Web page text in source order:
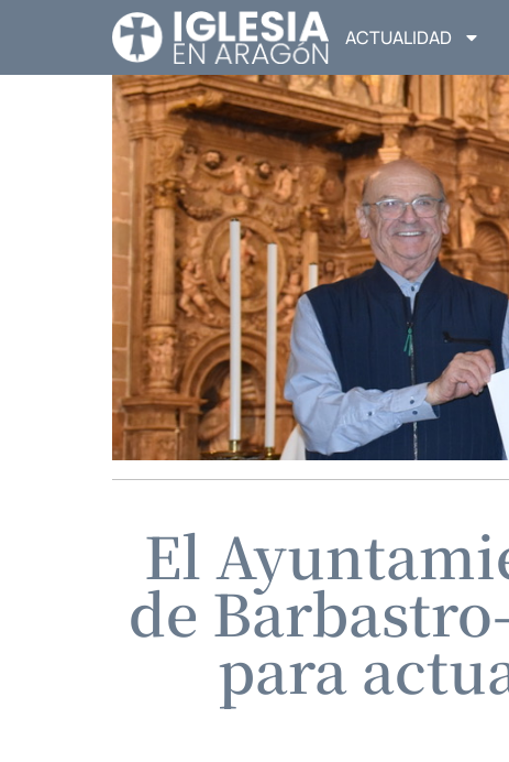
ACTUALIDAD
El
de
para